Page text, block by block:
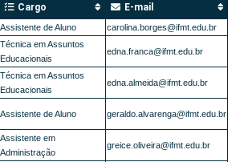
Cargo E-mail
Assistente de Aluno
carolina.borges@ifmt.edu.br
Técnica em Assuntos
Educacionais
edna.franca@ifmt.edu.br
Técnica em Assuntos
Educacionais
edna.almeida@ifmt.edu.br
Assistente de Aluno geraldo.alvarenga@ifmt.edu.br
Assistente em
Administração
greice.oliveira@ifmt.edu.br